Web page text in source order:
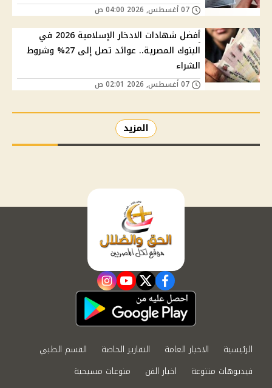
أفضل شهادات الادخار الإسلامية 2026 في
البنوك المصرية.. عوائد تصل إلى 27% وشروط
الشراء
المزيد
facebook
twitter
youtube
instagram
الرئيسية الاخبار العامة التقارير الخاصة
القسم الطبي
فيديوهات متنوعة
اخبار الفن
منوعات مسيحية